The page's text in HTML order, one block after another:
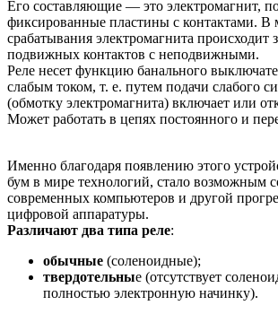
Его составляющие — это электромагнит,
фиксированные пластины с контактами. В
срабатывания электромагнита происходит
подвижных контактов с неподвижными.
Реле несет функцию банального
слабым током, т. е. путем подачи слабого
(обмотку электромагнита) включает или
Может работать в цепях постоянного и
Именно благодаря появлению этого
бум в мире технологий, стало возможным
современных компьютеров и другой
цифровой аппаратуры.
Различают два типа реле:
обычные (соленоидные);
твердотельные (отсутствует
полностью электронную начинку).